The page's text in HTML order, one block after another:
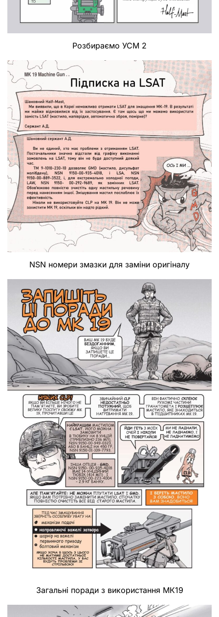
Розбираємо УСМ 2
NSN номери змазки для заміни оригіналу
Загальні поради з використання МК19